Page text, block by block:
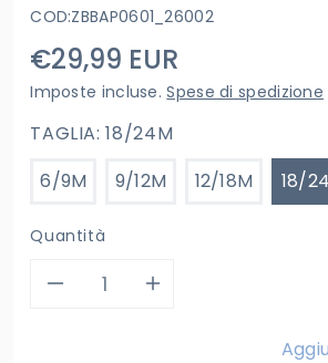
COD:ZBBAP0601_26002
Prezzo
di
listino
€29,99 EUR
Imposte incluse.Spese di spedizione
TAGLIA:18/24M
6/9M
9/12M 12/18M 18/
Quantità
DiminuisciAumenta
quantità